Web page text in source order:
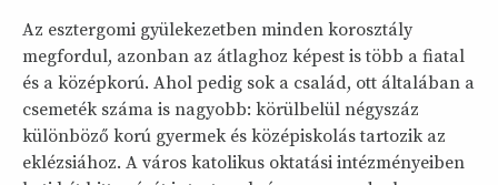
Az esztergomi gyülekezetben minden korosztály
megfordul, azonban az átlaghoz képest is több a fiatal
és a középkorú. Ahol pedig sok a család, ott általában a
csemeték száma is nagyobb: körülbelül négyszáz
különböző korú gyermek és középiskolás tartozik az
eklézsiához. A város katolikus oktatási intézményeiben